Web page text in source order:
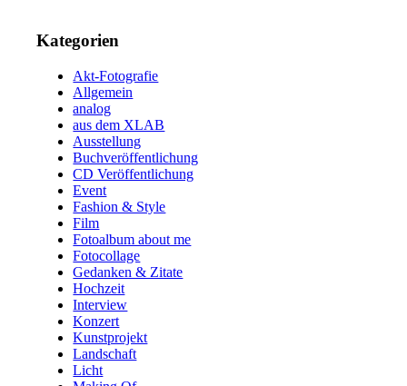
Kategorien
Akt-Fotografie
Allgemein
analog
aus dem XLAB
Ausstellung
Buchveröffentlichung
CD Veröffentlichung
Event
Fashion & Style
Film
Fotoalbum about me
Fotocollage
Gedanken & Zitate
Hochzeit
Interview
Konzert
Kunstprojekt
Landschaft
Licht